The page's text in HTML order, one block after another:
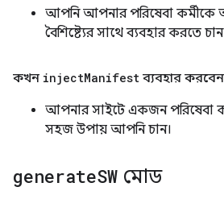
আপনি আপনার পরিষেবা কর্মীকে
বৈশিষ্ট্যের সাথে ব্যবহার করতে
কখন injectManifest ব্যবহার
আপনার সাইটে একজন পরিষেবা
সহজ উপায় আপনি চান।
generateSW মোড